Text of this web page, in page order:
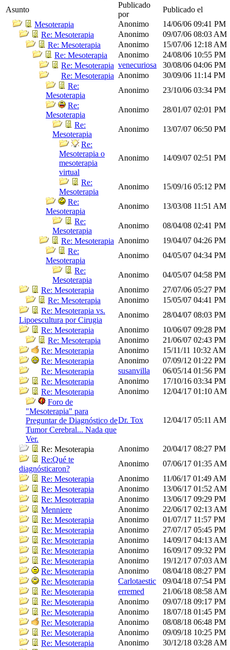
Asunto
Publicado
por
Publicado el
Mesoterapia
Anonimo 14/06/06 09:41 PM
Re: Mesoterapia
Anonimo 09/07/06 08:03 AM
Re: Mesoterapia
Anonimo 15/07/06 12:18 AM
Re: Mesoterapia
Anonimo 24/08/06 10:55 PM
Re: Mesoterapia venecuriosa 30/08/06 04:06 PM
Re: Mesoterapia Anonimo 30/09/06 11:14 PM
Re:
Mesoterapia
Anonimo 23/10/06 03:34 PM
Re:
Mesoterapia
Anonimo 28/01/07 02:01 PM
Re:
Mesoterapia
Anonimo 13/07/07 06:50 PM
Re:
Mesoterapia o
mesoterapia
virtual
Anonimo 14/09/07 02:51 PM
Re:
Mesoterapia
Anonimo 15/09/16 05:12 PM
Re:
Mesoterapia
Anonimo 13/03/08 11:51 AM
Re:
Mesoterapia
Anonimo 08/04/08 02:41 PM
Re: Mesoterapia Anonimo 19/04/07 04:26 PM
Re:
Mesoterapia
Anonimo 04/05/07 04:34 PM
Re:
Mesoterapia
Anonimo 04/05/07 04:58 PM
Re: Mesoterapia
Anonimo 27/07/06 05:27 PM
Re: Mesoterapia
Anonimo 15/05/07 04:41 PM
Re: Mesoterapia vs.
Lipoescultura por Cirugia
Anonimo 28/04/07 08:03 PM
Re: Mesoterapia
Anonimo 10/06/07 09:28 PM
Re: Mesoterapia
Anonimo 21/06/07 02:43 PM
Re: Mesoterapia
Anonimo 15/11/11 10:32 AM
Re: Mesoterapia
Anonimo 07/09/12 01:22 PM
Re: Mesoterapia
susanvilla 06/05/14 01:56 PM
Re: Mesoterapia
Anonimo 17/10/16 03:34 PM
Re: Mesoterapia
Anonimo 12/04/17 01:10 AM
Foro de
"Mesoterapia" para
Preguntar de Diagnóstico de
Tumor Cerebral... Nada que
Ver.
Dr. Tox 12/04/17 05:11 AM
Re: Mesoterapia Anonimo 20/04/17 08:27 PM
Re:Qué te
diagnósticaron?
Anonimo 07/06/17 01:35 AM
Re: Mesoterapia
Anonimo 11/06/17 01:49 AM
Re: Mesoterapia
Anonimo 13/06/17 01:52 AM
Re: Mesoterapia
Anonimo 13/06/17 09:29 PM
Menniere
Anonimo 22/06/17 02:13 AM
Re: Mesoterapia
Anonimo 01/07/17 11:57 PM
Re: Mesoterapia
Anonimo 27/07/17 05:45 PM
Re: Mesoterapia
Anonimo 14/09/17 04:13 AM
Re: Mesoterapia
Anonimo 16/09/17 09:32 PM
Re: Mesoterapia
Anonimo 19/12/17 07:03 AM
Re: Mesoterapia
Anonimo 08/04/18 08:27 PM
Re: Mesoterapia
Carlotaestic 09/04/18 07:54 PM
Re: Mesoterapia
erremed 21/06/18 08:58 AM
Re: Mesoterapia
Anonimo 09/07/18 09:17 PM
Re: Mesoterapia
Anonimo 18/07/18 01:45 PM
Re: Mesoterapia
Anonimo 08/08/18 06:48 PM
Re: Mesoterapia
Anonimo 09/09/18 10:25 PM
Re: Mesoterapia
Anonimo 30/12/18 03:28 AM